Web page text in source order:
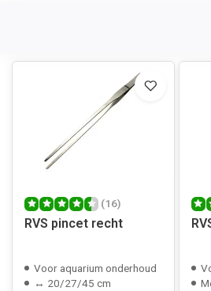
(16)
RVS pincet recht
Voor aquarium onderhoud
↔ 20/27/45 cm